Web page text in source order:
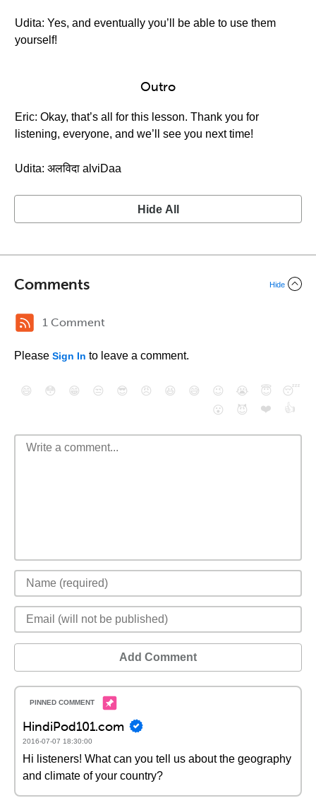
Udita: Yes, and eventually you’ll be able to use them
yourself!
Outro
Eric: Okay, that’s all for this lesson. Thank you for
listening, everyone, and we’ll see you next time!
Udita: अलविदा alviDaa
Hide All
Comments Hide
1 Comment
Please Sign In to leave a comment.
😄 😳 😁 😒 😎 😠 😆 😅 😉 😭 😇
😴
😮
😈 ❤️ 👍
Add Comment
HindiPod101.com
2016-07-07 18:30:00
Hi listeners! What can you tell us about the geography
and climate of your country?